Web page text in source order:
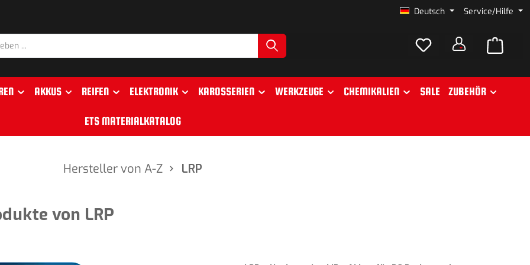
Deutsch Service/Hilfe
AKKUS REIFEN ELEKTRONIK KAROSSERIEN WERKZEUGE CHEMIKALIEN SALE ZUBEHÖR
ETS MATERIALKATALOG
Hersteller von A-Z LRP
von LRP